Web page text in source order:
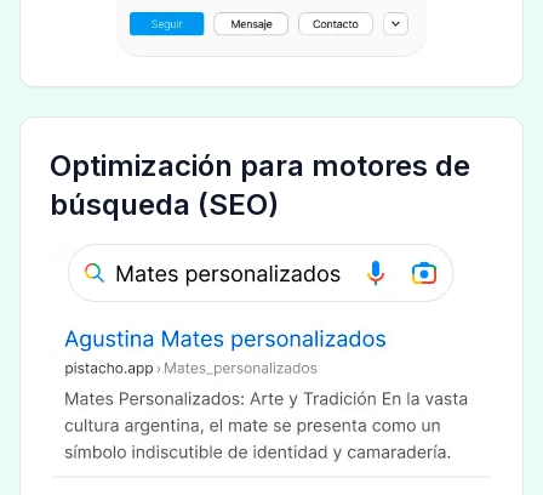
Optimización para motores de
búsqueda (SEO)